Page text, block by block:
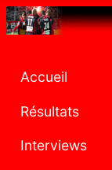
Accueil
Résultats
Interviews